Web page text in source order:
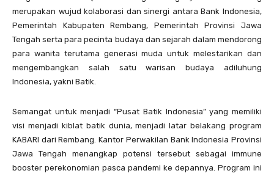
merupakan wujud kolaborasi dan sinergi antara Bank Indonesia,
Pemerintah Kabupaten Rembang, Pemerintah Provinsi Jawa
Tengah serta para pecinta budaya dan sejarah dalam mendorong
para wanita terutama generasi muda untuk melestarikan dan
mengembangkan salah satu warisan budaya adiluhung
Indonesia, yakni Batik.
Semangat untuk menjadi “Pusat Batik Indonesia” yang memiliki
visi menjadi kiblat batik dunia, menjadi latar belakang program
KABARI dari Rembang. Kantor Perwakilan Bank Indonesia Provinsi
Jawa Tengah menangkap potensi tersebut sebagai immune
booster perekonomian pasca pandemi ke depannya. Program ini